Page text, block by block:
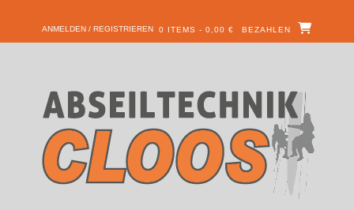
ANMELDEN / REGISTRIEREN 0 ITEMS - 0,00 € BEZAHLEN